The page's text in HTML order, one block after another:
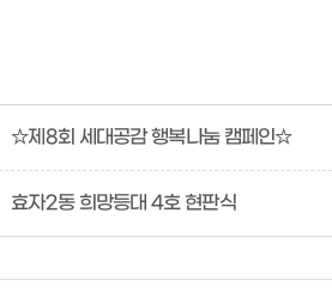
☆제8회 세대공감 행복나눔 캠페인☆
효자2동 희망등대 4호 현판식